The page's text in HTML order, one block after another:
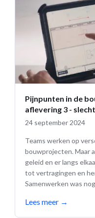
Pijnpunten in de
aflevering 3 -
24 september 2024
Teams werken op
bouwprojecten. Maar
geleid en er langs
tot vertragingen en
Samenwerken was
Lees meer →